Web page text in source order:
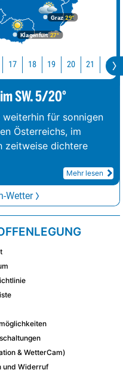
Graz29°
Klagenfurt 27°
17 18 19 20 21 22
SW. 5/20°
für sonnigen
Österreichs, im
zeitweise dichtere
Mehr lesen
Wetter
& WetterCam)
und Widerruf